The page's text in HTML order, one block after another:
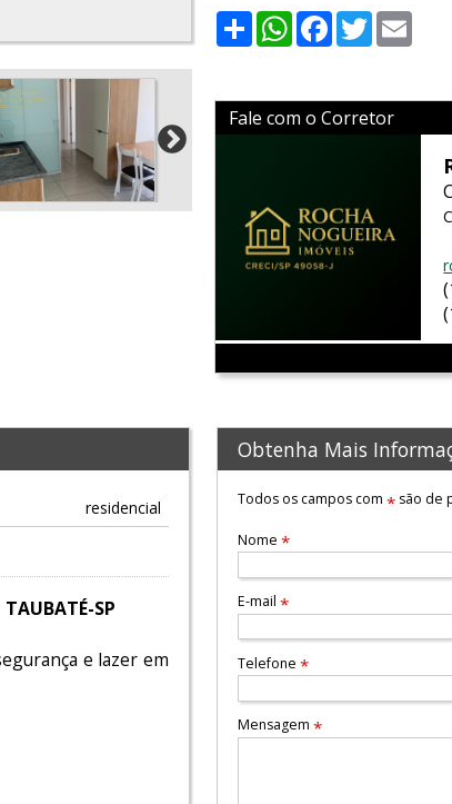
ShareWhatsApp
Facebook
Twitter
Fale com o Corretor
residencial
SP
e lazer em
Obtenha Mais
Todos os campos com *são de
Nome *
E-mail *
Telefone *
Mensagem *